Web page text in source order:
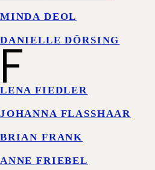
MINDA DEOL
DANIELLE DÖRSING
F
LENA FIEDLER
JOHANNA FLASSHAAR
BRIAN FRANK
ANNE FRIEBEL